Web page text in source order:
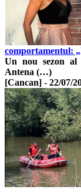
comportamentul:
Un nou sezon
Antena (…)
[Cancan] - 22/07/